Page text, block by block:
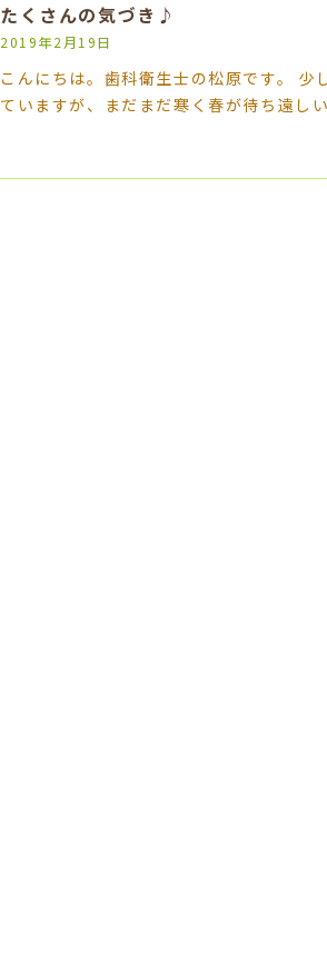
たくさんの気づき♪
2019年2月19日
こんにちは。歯科衛生士の松原です。 少
ていますが、まだまだ寒く春が待ち遠し